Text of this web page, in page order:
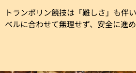
トランポリン競技は「難しさ」も伴
ベルに合わせて無理せず、安全に進め